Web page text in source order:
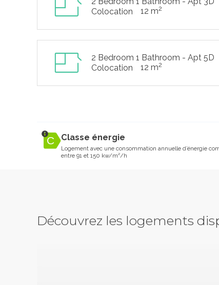
Colocation
12 m2
2 Bedroom 1 Bathroom - Apt 5D
Colocation
12 m2
Classe énergie
Logement avec une consommation annuelle d’énergie
entre 91 et 150 kw/m²/h
Découvrez les logements